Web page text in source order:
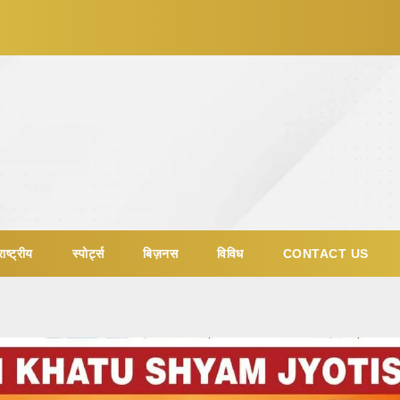
स्पोर्ट्स बिज़नस विविध CONTACT US